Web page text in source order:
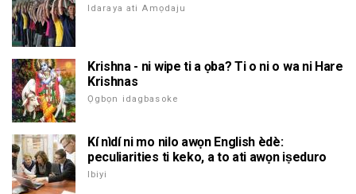
Idaraya ati Amọdaju
Krishna - ni wipe ti a ọba? Ti o ni o wa ni Hare
Krishnas
Ọgbọn idagbasoke
Kí nìdí ni mo nilo awọn English èdè:
peculiarities ti keko, a to ati awọn iṣeduro
Ibiyi